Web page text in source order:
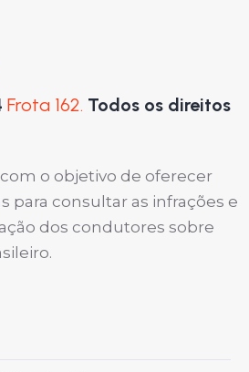
Frota 162. Todos os direitos
com o objetivo de oferecer
para consultar as infrações e
dos condutores sobre